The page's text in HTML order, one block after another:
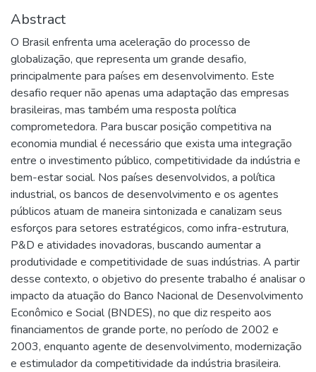
Abstract
O Brasil enfrenta uma aceleração do processo de
globalização, que representa um grande desafio,
principalmente para países em desenvolvimento. Este
desafio requer não apenas uma adaptação das empresas
brasileiras, mas também uma resposta política
comprometedora. Para buscar posição competitiva na
economia mundial é necessário que exista uma integração
entre o investimento público, competitividade da indústria e
bem-estar social. Nos países desenvolvidos, a política
industrial, os bancos de desenvolvimento e os agentes
públicos atuam de maneira sintonizada e canalizam seus
esforços para setores estratégicos, como infra-estrutura,
P&D e atividades inovadoras, buscando aumentar a
produtividade e competitividade de suas indústrias. A partir
desse contexto, o objetivo do presente trabalho é analisar o
impacto da atuação do Banco Nacional de Desenvolvimento
Econômico e Social (BNDES), no que diz respeito aos
financiamentos de grande porte, no período de 2002 e
2003, enquanto agente de desenvolvimento, modernização
e estimulador da competitividade da indústria brasileira.